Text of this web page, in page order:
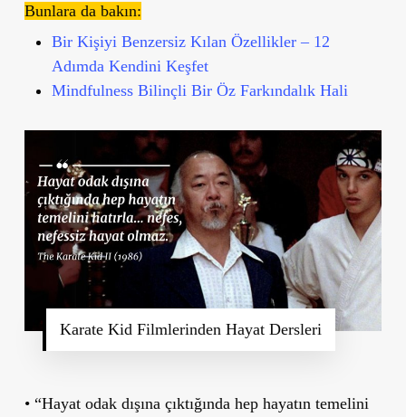
Bunlara da bakın:
Bir Kişiyi Benzersiz Kılan Özellikler – 12
Adımda Kendini Keşfet
Mindfulness Bilinçli Bir Öz Farkındalık Hali
Karate Kid Filmlerinden Hayat Dersleri
• “Hayat odak dışına çıktığında hep hayatın temelini